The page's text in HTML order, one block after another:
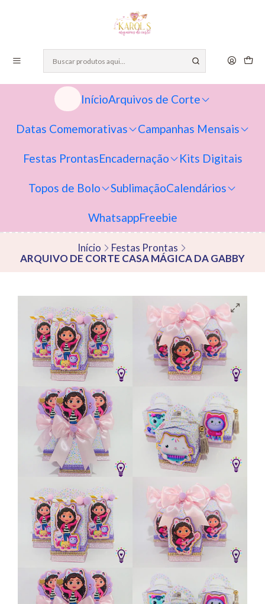
InícioArquivos de Corte
Datas Comemorativas Campanhas Mensais
Festas ProntasEncadernação Kits Digitais
Topos de Bolo SublimaçãoCalendários
WhatsappFreebie
Início
Festas Prontas
ARQUIVO DE CORTE CASA MÁGICA DA GABBY